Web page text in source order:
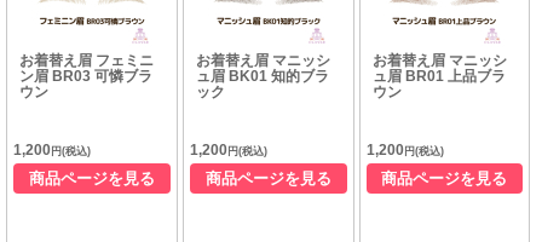
お着替え眉 フェミニ
ン眉 BR03 可憐ブラ
ウン
1,200 円(税込)
商品ページを見る
お着替え眉 マニッシ
ュ眉 BK01 知的ブラ
ック
1,200円(税込)
商品ページを見る
お着替え眉 マニッシ
ュ眉 BR01 上品ブラ
ウン
1,200円(税込)
商品ページを見る